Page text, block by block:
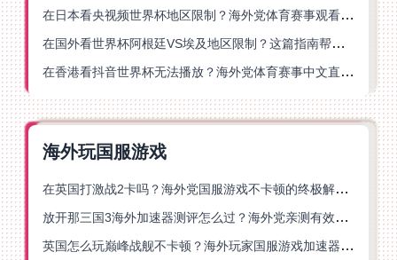
在日本看央视频世界杯地区限制？海外党体育赛事观看终极指南
在国外看世界杯阿根廷VS埃及地区限制？这篇指南帮你搞定中文直播+解说
在香港看抖音世界杯无法播放？海外党体育赛事中文直播终极指南
海外玩国服游戏
在英国打激战2卡吗？海外党国服游戏不卡顿的终极解决方案
放开那三国3海外加速器测评怎么过？海外党亲测有效的国服游戏加速指南
英国怎么玩巅峰战舰不卡顿？海外玩家国服游戏加速器终极指南